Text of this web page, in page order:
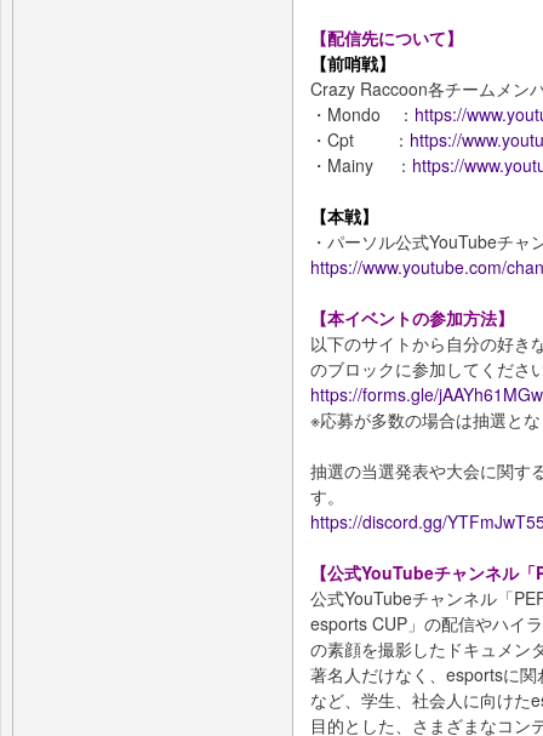
【配信先について】
【前哨戦】
Crazy Raccoon各チームメン
・Mondo ： https://
・Cpt ： https://
・Mainy ： https://
【本戦】
・パーソル公式YouTubeチ
https://www.youtube.com/
【本イベントの参加方法】
以下のサイトから自分の好き
のブロックに参加してくださ
https://forms.gle/
※応募が多数の場合は抽選と
抽選の当選発表や大会に関す
す。
https://discord.gg/
【公式YouTubeチャンネル
公式YouTubeチャンネル「
esports CUP」の配信やハイ
の素顔を撮影したドキュメン
著名人だけなく、esportsに
など、学生、社会人に向けた
目的とした、さまざまなコン